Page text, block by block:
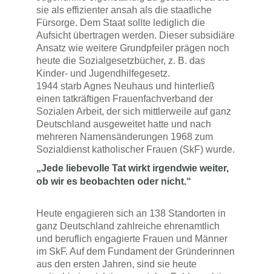
sie als effizienter ansah als die staatliche
Fürsorge. Dem Staat sollte lediglich die
Aufsicht übertragen werden. Dieser subsidiäre
Ansatz wie weitere Grundpfeiler prägen noch
heute die Sozialgesetzbücher, z. B. das
Kinder- und Jugendhilfegesetz.
1944 starb Agnes Neuhaus und hinterließ
einen tatkräftigen Frauenfachverband der
Sozialen Arbeit, der sich mittlerweile auf ganz
Deutschland ausgeweitet hatte und nach
mehreren Namensänderungen 1968 zum
Sozialdienst katholischer Frauen (SkF) wurde.
„Jede liebevolle Tat wirkt irgendwie weiter,
ob wir es beobachten oder nicht.“
Heute engagieren sich an 138 Standorten in
ganz Deutschland zahlreiche ehrenamtlich
und beruflich engagierte Frauen und Männer
im SkF. Auf dem Fundament der Gründerinnen
aus den ersten Jahren, sind sie heute